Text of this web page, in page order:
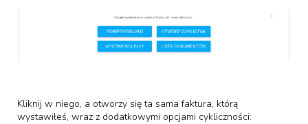
Kliknij w niego, a otworzy się ta sama faktura, którą
wystawiłeś, wraz z dodatkowymi opcjami cykliczności: